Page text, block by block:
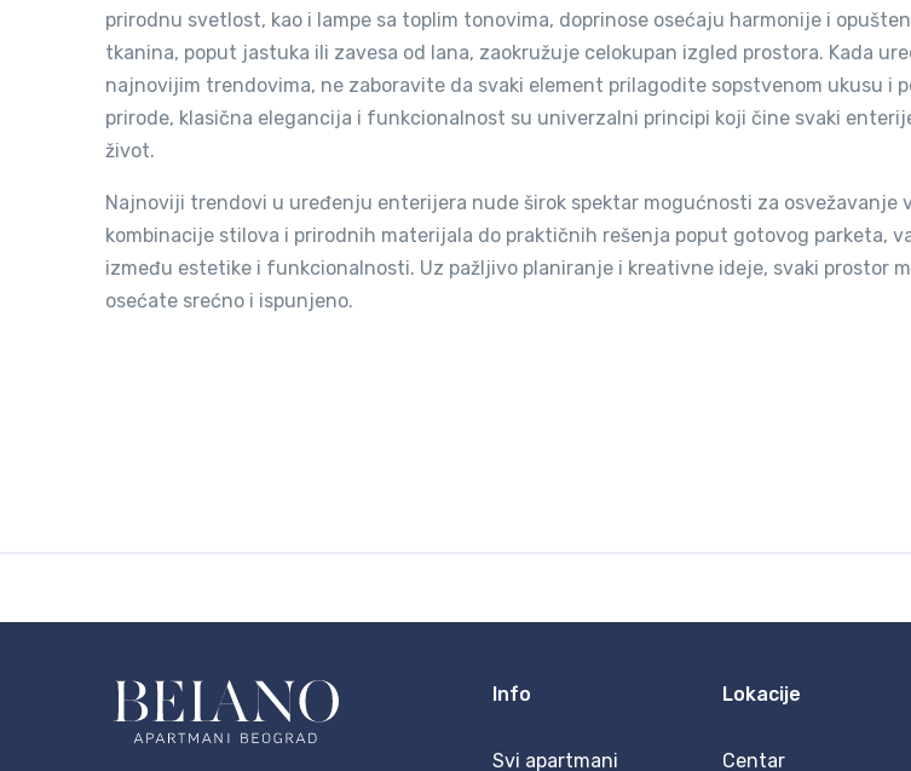
prirodnu svetlost, kao i lampe sa toplim tonovima, doprinose osećaju harmonije i
tkanina, poput jastuka ili zavesa od lana, zaokružuje celokupan izgled prostora. Kada
najnovijim trendovima, ne zaboravite da svaki element prilagodite sopstvenom ukusu i
prirode, klasična elegancija i funkcionalnost su univerzalni principi koji čine svaki
život.
Najnoviji trendovi u uređenju enterijera nude širok spektar mogućnosti za osvežavanje
kombinacije stilova i prirodnih materijala do praktičnih rešenja poput gotovog parketa,
između estetike i funkcionalnosti. Uz pažljivo planiranje i kreativne ideje, svaki prostor
osećate srećno i ispunjeno.
Info
Svi apartmani
Lokacije
Centar